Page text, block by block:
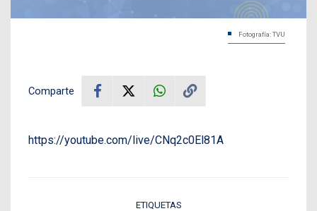
Fotografía: TVU
Comparte
https://youtube.com/live/CNq2c0El81A
ETIQUETAS